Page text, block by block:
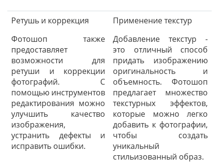
Ретушь и коррекция
Фотошоп также
предоставляет
возможности для
ретуши и коррекции
фотографий. С
помощью инструментов
редактирования можно
улучшить качество
изображения,
устранить дефекты и
исправить ошибки.
Применение текстур
Добавление текстур -
это отличный способ
придать изображению
оригинальность и
объемность. Фотошоп
предлагает множество
текстурных эффектов,
которые можно легко
добавить к фотографии,
чтобы создать
уникальный
стильизованный образ.